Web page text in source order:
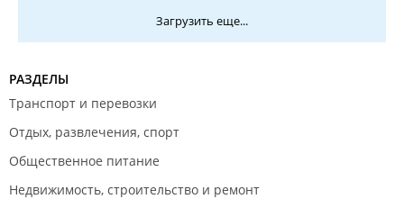
Загрузить еще...
РАЗДЕЛЫ
Транспорт и перевозки
Отдых, развлечения, спорт
Общественное питание
Недвижимость, строительство и ремонт